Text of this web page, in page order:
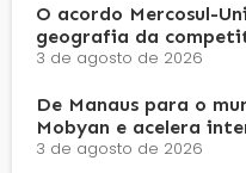
O acordo Mercosul-
geografia da
3 de agosto de 2026
De Manaus para o
Mobyan e acelera
3 de agosto de 2026